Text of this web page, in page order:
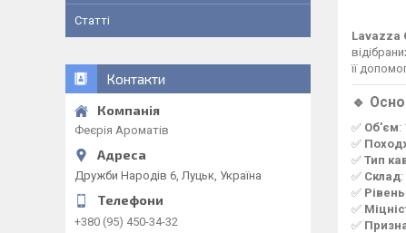
Lavazza
її
🔹
✅ Об'єм:
✅
✅ Тип
✅ Склад
✅
✅
✅
Статті
Контакти
Феєрія Ароматів
Дружби Народів 6, Луцьк, Україна
+380 (95) 450-34-32